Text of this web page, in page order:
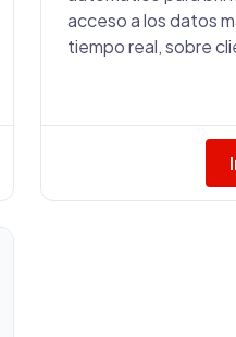
acceso a los datos
tiempo real, sobre